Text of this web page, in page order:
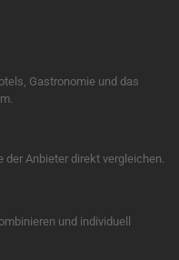
Gastronomie und das
Anbieter direkt vergleichen.
und individuell